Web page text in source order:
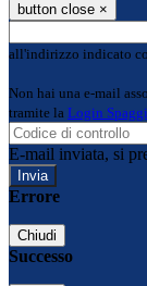
button close ×
all'indirizzo indicato
Non hai una e-mail
tramite la Login
E-mail inviata, si
Errore
Chiudi
Successo